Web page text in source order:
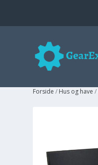
Forside / Hus og have /